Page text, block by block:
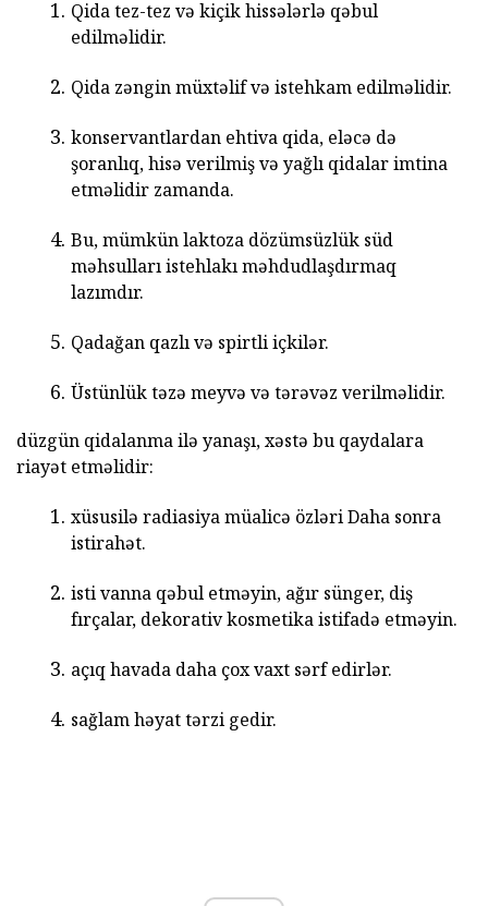
Qida tez-tez və kiçik hissələrlə qəbul
edilməlidir.
Qida zəngin müxtəlif və istehkam edilməlidir.
konservantlardan ehtiva qida, eləcə də
şoranlıq, hisə verilmiş və yağlı qidalar imtina
etməlidir zamanda.
Bu, mümkün laktoza dözümsüzlük süd
məhsulları istehlakı məhdudlaşdırmaq
lazımdır.
Qadağan qazlı və spirtli içkilər.
Üstünlük təzə meyvə və tərəvəz verilməlidir.
düzgün qidalanma ilə yanaşı, xəstə bu qaydalara
riayət etməlidir:
xüsusilə radiasiya müalicə özləri Daha sonra
istirahət.
isti vanna qəbul etməyin, ağır sünger, diş
fırçalar, dekorativ kosmetika istifadə etməyin.
açıq havada daha çox vaxt sərf edirlər.
sağlam həyat tərzi gedir.